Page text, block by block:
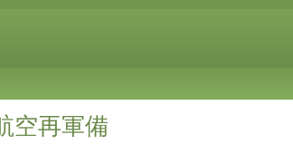
空再軍備